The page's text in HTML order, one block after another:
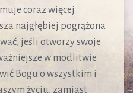
coraz więcej
najgłębiej pogrążona
jeśli otworzy swoje
w modlitwie
Bogu o wszystkim i
życiu, zamiast